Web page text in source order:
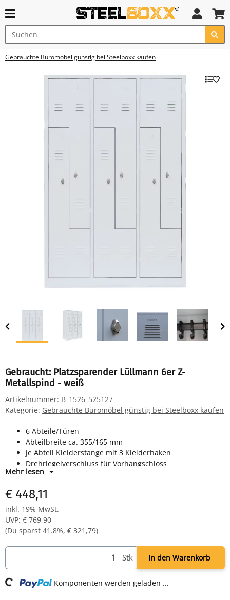
Gebrauchte Büromöbel günstig bei Steelboxx kaufen
Gebraucht: Platzsparender Lüllmann 6er Z-
Metallspind - weiß
Artikelnummer: B_1526_525127
Kategorie: Gebrauchte Büromöbel günstig bei Steelboxx kaufen
6 Abteile/Türen
Abteilbreite ca. 355/165 mm
je Abteil Kleiderstange mit 3 Kleiderhaken
Drehriegelverschluss für Vorhangschloss
Maße: H 1800 x B 1185 x T 500 mm
Komplett montiert und verschweißt - sofort einsatzbereit
Mehr lesen
€ 448,11
inkl. 19% MwSt.
UVP: € 769,90
(Du sparst 41.8%, € 321,79)
Stk In den Warenkorb
Loading... Komponenten werden geladen ...